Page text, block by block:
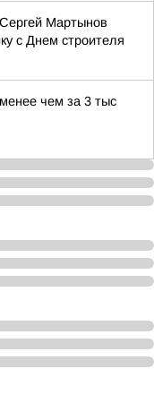
Мартынов
с Днем строителя
чем за 3 тыс